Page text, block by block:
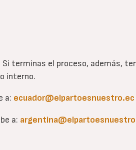
terminas el proceso, además,
interno.
a: ecuador@elpartoesnuestro.ec
a: